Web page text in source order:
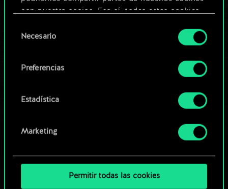
con nuestro socios. Eso sí, todas estas cookies
Encontrarás todos los detalles sobre nuestro uso
preferencias al respecto en el menú «Ajustes» de
deNecesario
Preferencias
Estadística
Marketing
Permitir todas las cookies
Editar baraja
Explorar las barajas de la